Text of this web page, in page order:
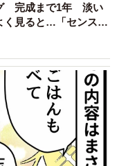
完成まで1年 淡い
見ると…「センスす